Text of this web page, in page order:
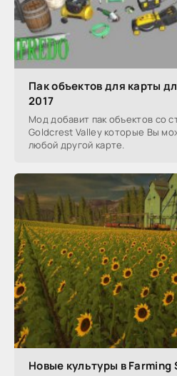
Пак объектов для карты
2017
Мод добавит пак объектов со
Goldcrest Valley которые Вы
любой другой карте.
Новые культуры в Farming